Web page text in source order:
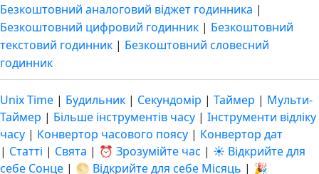
Безкоштовний аналоговий віджет годинника |
Безкоштовний цифровий годинник | Безкоштовний
текстовий годинник | Безкоштовний словесний
годинник
Unix Time | Будильник | Секундомір | Таймер | Мульти-
Таймер | Більше інструментів часу | Інструменти відліку
часу | Конвертор часового поясу | Конвертор дат
| Статті | Свята | ⏰ Зрозумійте час | ☀️ Відкрийте для
себе Сонце | 🌕 Відкрийте для себе Місяць | 🎉